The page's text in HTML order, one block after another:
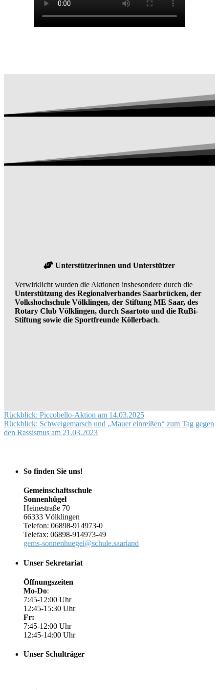
Unterstützerinnen und Unterstützer
Verwirklicht wurden die Aktionen insbesondere durch die
Unterstützung des Regionalverbandes Saarbrücken, der
Volkshochschule Völklingen, der Stiftung ME Saar, des
Rotary Club Völklingen, durch Saartoto und die RuBi-
Stiftung sowie die Sportfreunde Köllerbach.
Beitragsnavigation
Rückblick: Piccobello-Aktion am 14.03.2025
Rückblick: Schweigemarsch und „Mauer einreißen“ zum Tag gegen
den Rassismus am 21.03.2023
So finden Sie uns!
Gemeinschaftsschule
Sonnenhügel
Heinestraße 70
66333 Völklingen
Telefon: 06898-914973-0
Telefax: 06898-914973-49
gems-sonnenhuegel@schule.saarland
Unser Sekretariat
Öffnungszeiten
Mo-Do:
7:45-12:00 Uhr
12:45-15:30 Uhr
Fr:
7:45-12:00 Uhr
12:45-14:00 Uhr
Unser Schulträger